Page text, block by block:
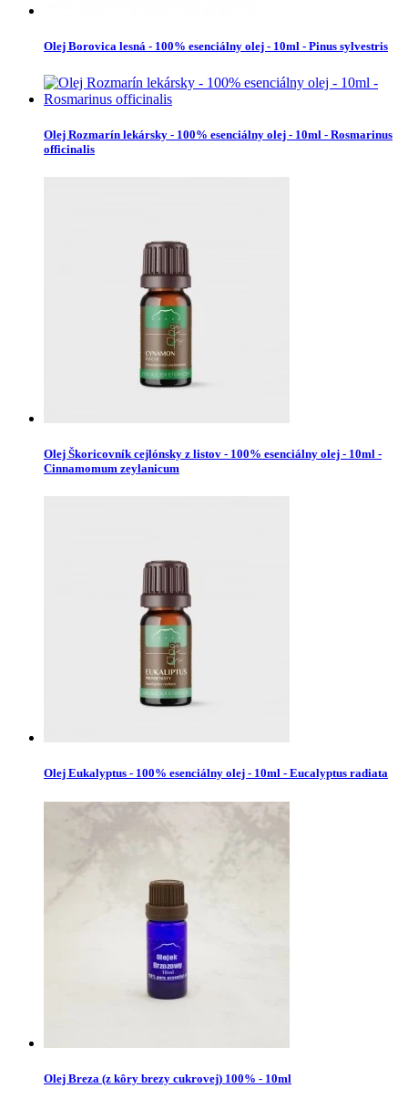
Olej Borovica lesná - 100% esenciálny olej - 10ml - Pinus sylvestris
Olej Rozmarín lekársky - 100% esenciálny olej - 10ml - Rosmarinus
officinalis
Olej Škoricovník cejlónsky z listov - 100% esenciálny olej - 10ml -
Cinnamomum zeylanicum
Olej Eukalyptus - 100% esenciálny olej - 10ml - Eucalyptus radiata
Olej Breza (z kôry brezy cukrovej) 100% - 10ml